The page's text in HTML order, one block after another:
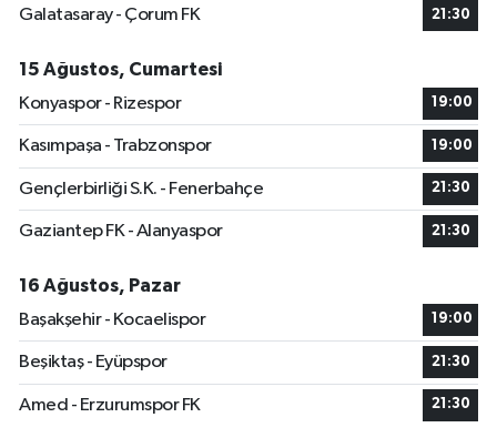
Galatasaray - Çorum FK
21:30
15 Ağustos, Cumartesi
Konyaspor - Rizespor
19:00
Kasımpaşa - Trabzonspor 19:00
Gençlerbirliği S.K. - Fenerbahçe 21:30
Gaziantep FK - Alanyaspor 21:30
16 Ağustos, Pazar
Başakşehir - Kocaelispor
19:00
Beşiktaş - Eyüpspor 21:30
Amed - Erzurumspor FK 21:30